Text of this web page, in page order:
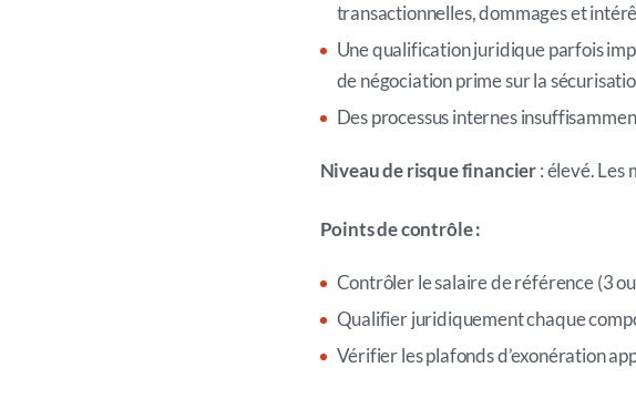
transactionnelles, dommages et
Une qualification juridique parfois
de négociation prime sur la
Des processus internes
Niveau de risque financier: élevé. Les
Points de contrôle :
Contrôler le salaire de référence (3 ou
Qualifier juridiquement chaque
Vérifier les plafonds d’exonération